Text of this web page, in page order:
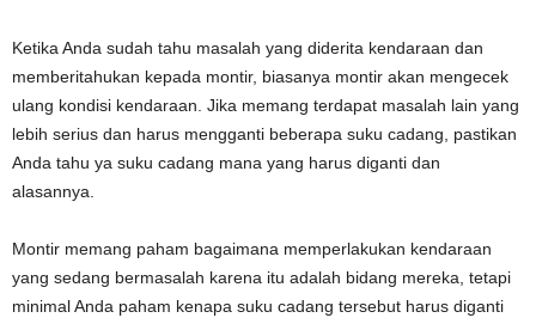
Ketika Anda sudah tahu masalah yang diderita kendaraan dan
memberitahukan kepada montir, biasanya montir akan mengecek
ulang kondisi kendaraan. Jika memang terdapat masalah lain yang
lebih serius dan harus mengganti beberapa suku cadang, pastikan
Anda tahu ya suku cadang mana yang harus diganti dan
alasannya.
Montir memang paham bagaimana memperlakukan kendaraan
yang sedang bermasalah karena itu adalah bidang mereka, tetapi
minimal Anda paham kenapa suku cadang tersebut harus diganti